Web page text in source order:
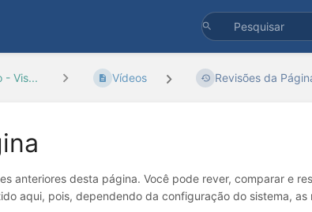
- Vis... Vídeos Revisões da
anteriores desta página. Você pode rever, comparar e
aqui, pois, dependendo da configuração do sistema,